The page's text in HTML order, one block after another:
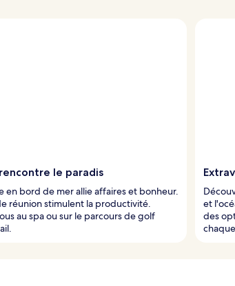
le paradis
en bord de mer allie affaires et bonheur.
réunion stimulent la productivité.
au spa ou sur le parcours de golf
et
des